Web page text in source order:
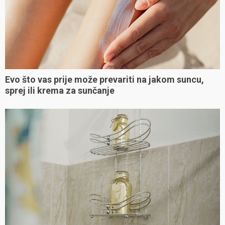
Evo što vas prije može prevariti na jakom suncu,
sprej ili krema za sunčanje